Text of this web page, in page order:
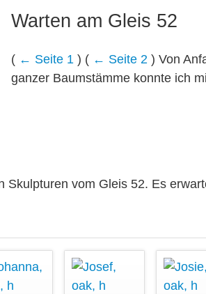
Warten am Gleis 52
( ← Seite 1 ) ( ← Seite 2 ) Von
ganzer Baumstämme konnte ich
Skulpturen vom Gleis 52. Es